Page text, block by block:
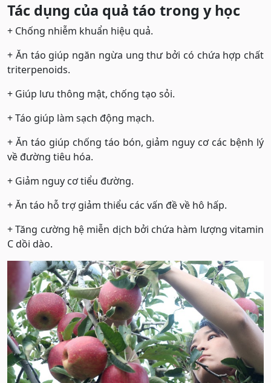
Tác dụng của quả táo trong y học
+ Chống nhiễm khuẩn hiệu quả.
+ Ăn táo giúp ngăn ngừa ung thư bởi có chứa hợp chất
triterpenoids.
+ Giúp lưu thông mật, chống tạo sỏi.
+ Táo giúp làm sạch động mạch.
+ Ăn táo giúp chống táo bón, giảm nguy cơ các bệnh lý
về đường tiêu hóa.
+ Giảm nguy cơ tiểu đường.
+ Ăn táo hỗ trợ giảm thiểu các vấn đề về hô hấp.
+ Tăng cường hệ miễn dịch bởi chứa hàm lượng vitamin
C dồi dào.